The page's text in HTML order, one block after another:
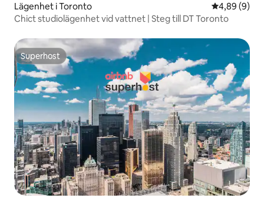
Lägenhet i Toronto 4,89 av 5 i
4,89 (9)
Chict studiolägenhet vid vattnet | Steg till DT Toronto
Superhost
Superhost